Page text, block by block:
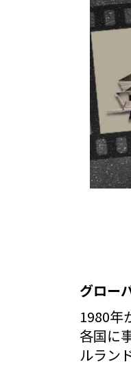
グロー
1980年
各国に
ルラン